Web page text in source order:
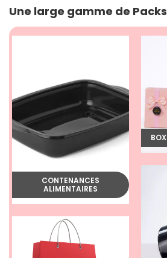
Une large gamme de Packs
CONTENANCES
ALIMENTAIRES
BOX